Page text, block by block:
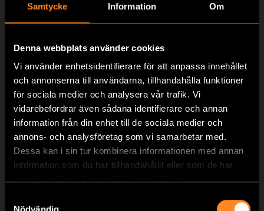
Samtycke Information Om
Denna webbplats använder cookies
Vi använder enhetsidentifierare för att anpassa innehållet
och annonserna till användarna, tillhandahålla funktioner
för sociala medier och analysera vår trafik. Vi
vidarebefordrar även sådana identifierare och annan
information från din enhet till de sociala medier och
annons- och analysföretag som vi samarbetar med.
Dessa kan i sin tur kombinera informationen med annan
information som du har tillhandahållit eller som de har
Nödvändig
Augusti 2025 – Premiär för
VANTourers nyheter på
Caravan Salon
Upplev alla nyheter från VANTourer
live i Düsseldorf: Modeller 2026,
specialerbjudanden och personlig
rådgivning på mässan.